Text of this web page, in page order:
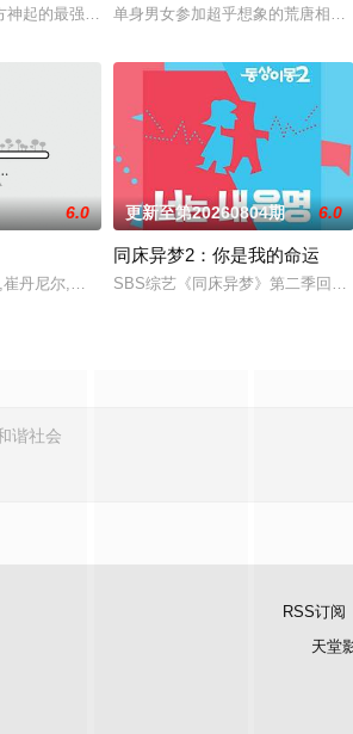
神起的最强昌珉、TXT的杋圭等神级阵容破天荒
单身男女参加超乎想象的荒唐相亲
6.0
丹尼尔,李茂真,金大浩,朴明秀
更新至第20260804期 6.0
同床异梦2：你是我的命运
SBS综艺《同床异梦》第二季回归
RSS订阅
天堂